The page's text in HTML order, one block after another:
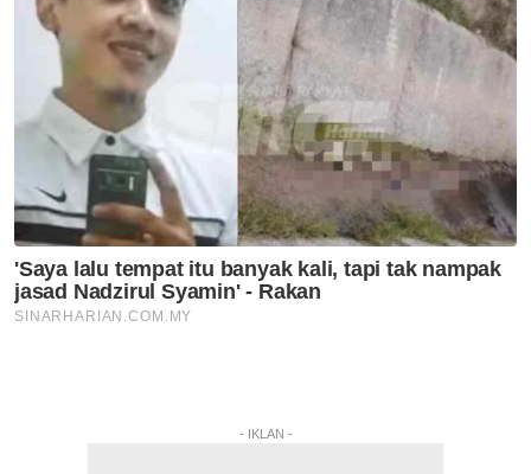
- IKLAN -